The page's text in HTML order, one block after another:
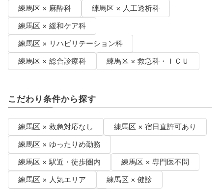
練馬区 × 麻酔科
練馬区 × 人工透析科
練馬区 × 緩和ケア科
練馬区 × リハビリテーション科
練馬区 × 総合診療科
練馬区 × 救急科・ＩＣＵ
こだわり条件から探す
練馬区 × 救急対応なし
練馬区 × 宿日直許可あり
練馬区 × ゆったりめ勤務
練馬区 × 駅近・徒歩圏内
練馬区 × 専門医不問
練馬区 × 人気エリア
練馬区 × 健診